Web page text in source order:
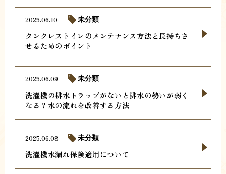
タンクレストイレのメンテナンス方法と長持ちさ
せるためのポイント
2025.06.10 未分類
洗濯機の排水トラップがないと排水の勢いが弱く
なる？水の流れを改善する方法
2025.06.09 未分類
洗濯機水漏れ保険適用について
2025.06.08 未分類